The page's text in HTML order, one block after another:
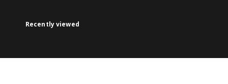
Recently viewed